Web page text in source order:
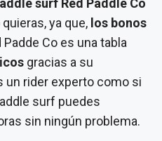
ya que, los bonos
Padde Co es una tabla
gracias a su
un rider experto como si
surf puedes
sin ningún problema.